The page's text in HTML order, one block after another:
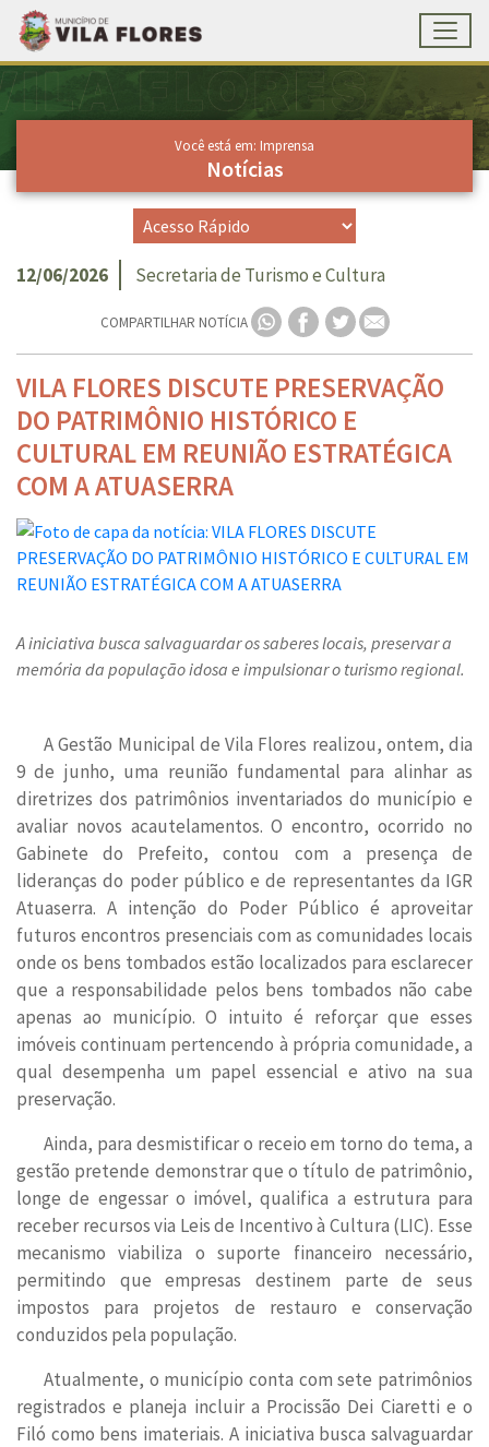
Ir para conteúdo principal
Conteúdo Principal
Você está em: Imprensa
Notícias
12/06/2026 Secretaria de Turismo e Cultura
COMPARTILHAR NOTÍCIA
VILA FLORES DISCUTE PRESERVAÇÃO
DO PATRIMÔNIO HISTÓRICO E
CULTURAL EM REUNIÃO ESTRATÉGICA
COM A ATUASERRA
A iniciativa busca salvaguardar os saberes locais, preservar a
memória da população idosa e impulsionar o turismo regional.
A Gestão Municipal de Vila Flores realizou, ontem, dia
9 de junho, uma reunião fundamental para alinhar as
diretrizes dos patrimônios inventariados do município e
avaliar novos acautelamentos. O encontro, ocorrido no
Gabinete do Prefeito, contou com a presença de
lideranças do poder público e de representantes da IGR
Atuaserra. A intenção do Poder Público é aproveitar
futuros encontros presenciais com as comunidades locais
onde os bens tombados estão localizados para esclarecer
que a responsabilidade pelos bens tombados não cabe
apenas ao município. O intuito é reforçar que esses
imóveis continuam pertencendo à própria comunidade, a
qual desempenha um papel essencial e ativo na sua
preservação.
Ainda, para desmistificar o receio em torno do tema, a
gestão pretende demonstrar que o título de patrimônio,
longe de engessar o imóvel, qualifica a estrutura para
receber recursos via Leis de Incentivo à Cultura (LIC). Esse
mecanismo viabiliza o suporte financeiro necessário,
permitindo que empresas destinem parte de seus
impostos para projetos de restauro e conservação
conduzidos pela população.
Atualmente, o município conta com sete patrimônios
registrados e planeja incluir a Procissão Dei Ciaretti e o
Filó como bens imateriais. A iniciativa busca salvaguardar